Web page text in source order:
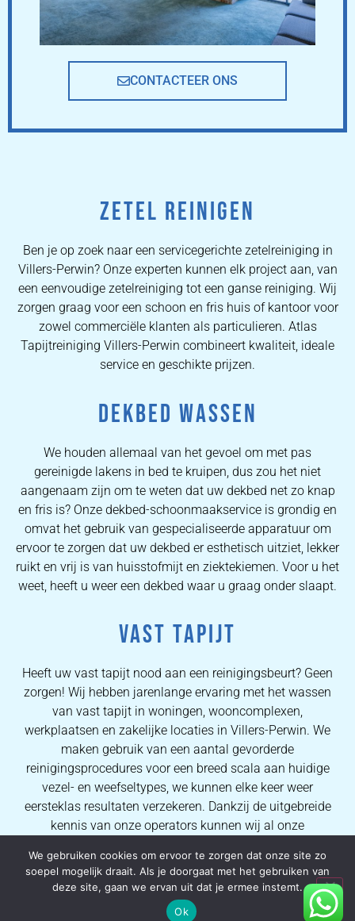
CONTACTEER ONS
ZETEL REINIGEN
Ben je op zoek naar een servicegerichte zetelreiniging in
Villers-Perwin? Onze experten kunnen elk project aan, van
een eenvoudige zetelreiniging tot een ganse reiniging. Wij
zorgen graag voor een schoon en fris huis of kantoor voor
zowel commerciële klanten als particulieren. Atlas
Tapijtreiniging Villers-Perwin combineert kwaliteit, ideale
service en geschikte prijzen.
DEKBED WASSEN
We houden allemaal van het gevoel om met pas
gereinigde lakens in bed te kruipen, dus zou het niet
aangenaam zijn om te weten dat uw dekbed net zo knap
en fris is? Onze dekbed-schoonmaakservice is grondig en
omvat het gebruik van gespecialiseerde apparatuur om
ervoor te zorgen dat uw dekbed er esthetisch uitziet, lekker
ruikt en vrij is van huisstofmijt en ziektekiemen. Voor u het
weet, heeft u weer een dekbed waar u graag onder slaapt.
VAST TAPIJT
Heeft uw vast tapijt nood aan een reinigingsbeurt? Geen
zorgen! Wij hebben jarenlange ervaring met het wassen
van vast tapijt in woningen, wooncomplexen,
werkplaatsen en zakelijke locaties in Villers-Perwin. We
maken gebruik van een aantal gevorderde
reinigingsprocedures voor een breed scala aan huidige
vezel- en weefseltypes, we kunnen elke keer weer
eersteklas resultaten verzekeren. Dankzij de uitgebreide
kennis van onze operators kunnen wij al onze
kwalitatieve tapijtreinigingsresultaten garanderen.
HERSTELLING VAN TAPIJTEN
We gebruiken cookies om ervoor te zorgen dat onze site zo
soepel mogelijk draait. Als je doorgaat met het gebruiken van
deze site, gaan we ervan uit dat je ermee instemt.
Ok